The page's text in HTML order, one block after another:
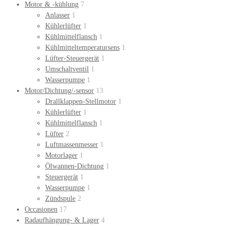
Motor & -kühlung 7
Anlasser 1
Kühlerlüfter 1
Kühlmittelflansch 1
Kühlmitteltemperatursens 1
Lüfter-Steuergerät 1
Umschaltventil 1
Wasserpumpe 1
Motor/Dichtung/-sensor 13
Drallklappen-Stellmotor 1
Kühlerlüfter 1
Kühlmittelflansch 1
Lüfter 2
Luftmassenmesser 1
Motorlager 1
Ölwannen-Dichtung 1
Steuergerät 1
Wasserpumpe 1
Zündspule 2
Occasionen 17
Radaufhängung- & Lager 4